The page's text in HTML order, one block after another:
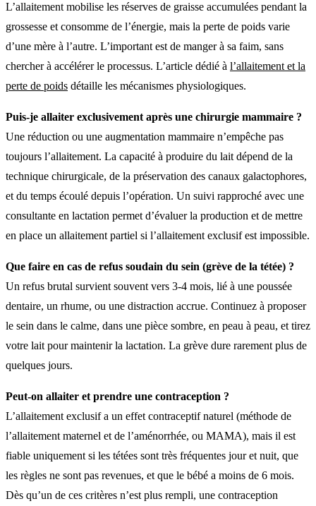
L’allaitement mobilise les réserves de graisse accumulées pendant la
grossesse et consomme de l’énergie, mais la perte de poids varie
d’une mère à l’autre. L’important est de manger à sa faim, sans
chercher à accélérer le processus. L’article dédié à l’allaitement et la
perte de poids détaille les mécanismes physiologiques.
Puis-je allaiter exclusivement après une chirurgie mammaire ?
Une réduction ou une augmentation mammaire n’empêche pas
toujours l’allaitement. La capacité à produire du lait dépend de la
technique chirurgicale, de la préservation des canaux galactophores,
et du temps écoulé depuis l’opération. Un suivi rapproché avec une
consultante en lactation permet d’évaluer la production et de mettre
en place un allaitement partiel si l’allaitement exclusif est impossible.
Que faire en cas de refus soudain du sein (grève de la tétée) ?
Un refus brutal survient souvent vers 3-4 mois, lié à une poussée
dentaire, un rhume, ou une distraction accrue. Continuez à proposer
le sein dans le calme, dans une pièce sombre, en peau à peau, et tirez
votre lait pour maintenir la lactation. La grève dure rarement plus de
quelques jours.
Peut-on allaiter et prendre une contraception ?
L’allaitement exclusif a un effet contraceptif naturel (méthode de
l’allaitement maternel et de l’aménorrhée, ou MAMA), mais il est
fiable uniquement si les tétées sont très fréquentes jour et nuit, que
les règles ne sont pas revenues, et que le bébé a moins de 6 mois.
Dès qu’un de ces critères n’est plus rempli, une contraception